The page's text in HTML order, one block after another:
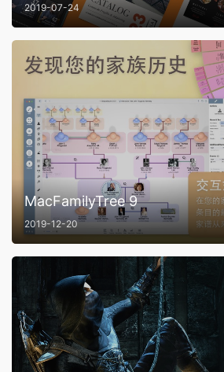
2019-07-24
MacFamilyTree 9
2019-12-20